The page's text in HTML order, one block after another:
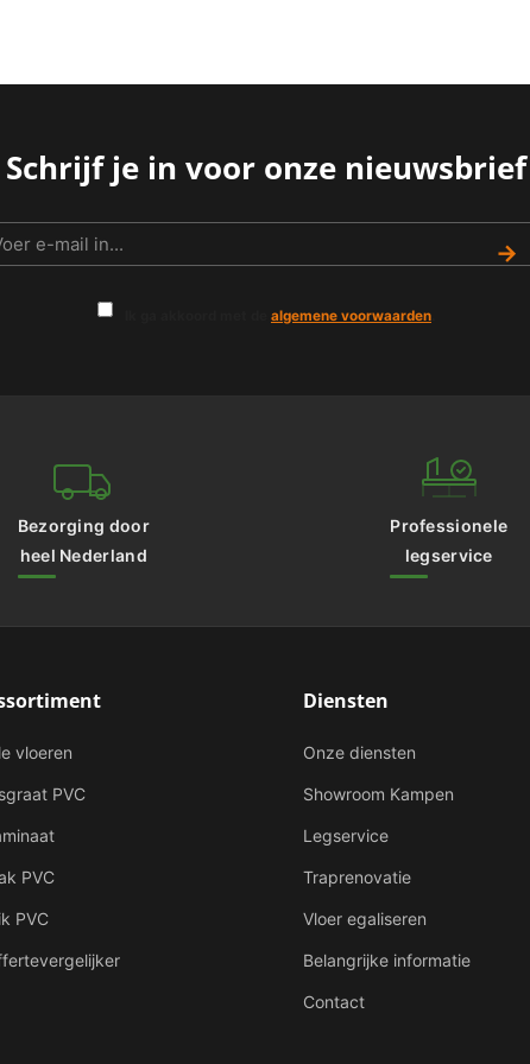
Schrijf je in voor onze nieuwsbrief
→
algemene voorwaarden
Bezorging door
heel Nederland
Professionele
legservice
vloeren
PVC
PVC
PVC
Diensten
Onze diensten
Showroom Kampen
Legservice
Traprenovatie
Vloer egaliseren
Belangrijke informatie
Contact